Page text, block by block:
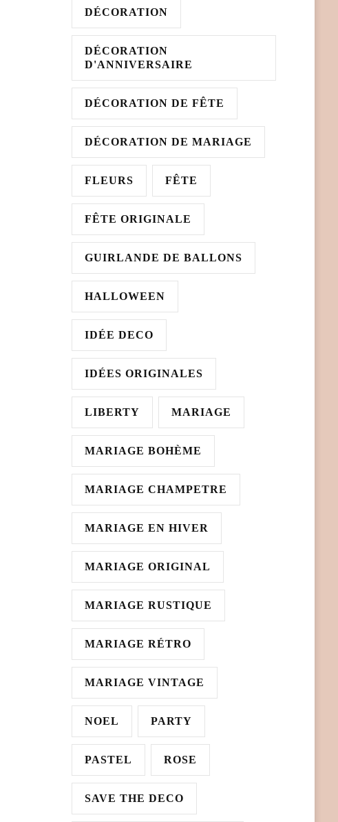
DÉCORATION
DÉCORATION
D'ANNIVERSAIRE
DÉCORATION DE FÊTE
DÉCORATION DE MARIAGE
FLEURS FÊTE
FÊTE ORIGINALE
GUIRLANDE DE BALLONS
HALLOWEEN
IDÉE DECO
IDÉES ORIGINALES
LIBERTY MARIAGE
MARIAGE BOHÈME
MARIAGE CHAMPETRE
MARIAGE EN HIVER
MARIAGE ORIGINAL
MARIAGE RUSTIQUE
MARIAGE RÉTRO
MARIAGE VINTAGE
NOEL PARTY
PASTEL ROSE
SAVE THE DECO